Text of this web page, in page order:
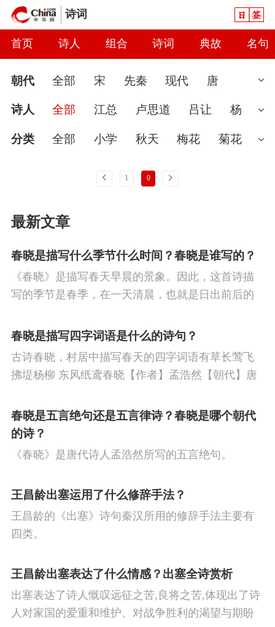
诗词
首页 诗人 组合 诗词 典故 名句
朝代 全部 宋 先秦 现代 唐
清 魏晋 近代 南北朝 汉
元 当代 秦 隋 辽 金 五代
诗人 全部 江总 卢思道 吕让 杨
广 陈子良 孔绍安 隋无名氏 明余
王胄
分类 全部 小学 秋天 梅花 菊花
七夕节
史 豪放
闺怨 思念 讽刺 友情 月亮 重阳
节 寒食节 人生 赞美 悼亡 柳 高
水 夏天 思乡 元宵节 爱情
寓理 风 战争 劳动 励志 马 边
师 荷花
1 0
下一页
最新文章
春晓是描写什么季节什么时间？春晓是谁写的？
《春晓》是描写春天早晨的景象。因此，这首诗描
写的季节是春季，在一天清晨，也就是日出前后的
春晓是描写四字词语是什么的诗句？
古诗春晓，村居中描写春天的四字词语有草长莺飞
拂堤杨柳 东风纸鸢春晓【作者】孟浩然【朝代】唐
少。译文春日里贪睡不知不觉天已破晓，搅乱我酣
眠的是那啁啾的小鸟。
春晓是五言绝句还是五言律诗？春晓是哪个朝代
的诗？
《春晓》是唐代诗人孟浩然所写的五言绝句。
王昌龄出塞运用了什么修辞手法？
王昌龄的《出塞》诗句秦汉所用的修辞手法主要有
四类。
王昌龄出塞表达了什么情感？出塞全诗赏析
出塞表达了诗人慨叹远征之苦,良将之苦,体现出了诗
人对家国的爱重和维护、对战争胜利的渴望与期盼